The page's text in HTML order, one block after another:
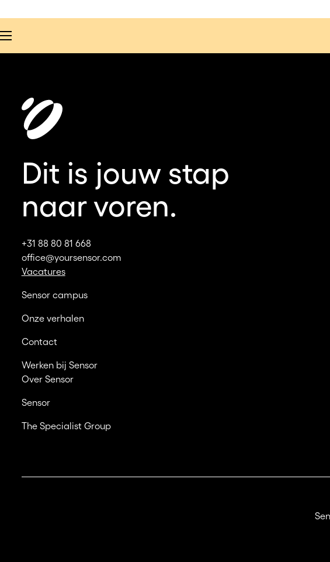
Dit is jouw stap
naar voren.
+31 88 80 81 668
office@yoursensor.com
Vacatures
Sensor campus
Onze verhalen
Contact
Werken bij Sensor
Over Sensor
Sensor
The Specialist Group